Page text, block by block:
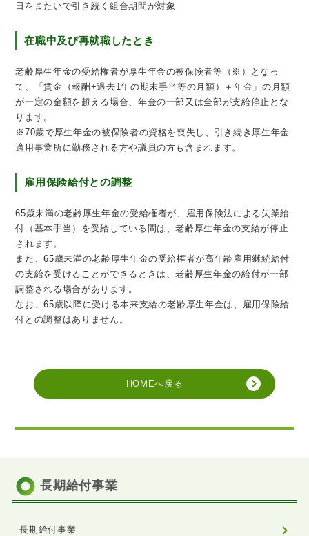
日をまたいで引き続く組合期間が対象
在職中及び再就職したとき
老齢厚生年金の受給権者が厚生年金の被保険者等（※）となっ
て、「賃金（報酬+過去1年の期末手当等の月額）＋年金」の月額
が一定の金額を超える場合、年金の一部又は全部が支給停止とな
ります。
※70歳で厚生年金の被保険者の資格を喪失し、引き続き厚生年金
適用事業所に勤務される方や議員の方も含まれます。
雇用保険給付との調整
65歳未満の老齢厚生年金の受給権者が、雇用保険法による失業給
付（基本手当）を受給している間は、老齢厚生年金の支給が停止
されます。
また、65歳未満の老齢厚生年金の受給権者が高年齢雇用継続給付
の支給を受けることができるときは、老齢厚生年金の給付が一部
調整される場合があります。
なお、65歳以降に受ける本来支給の老齢厚生年金は、雇用保険給
付との調整はありません。
HOMEへ戻る
長期給付事業
長期給付事業